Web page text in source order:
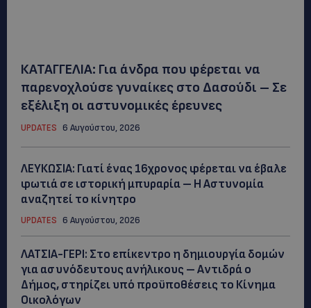
ΚΑΤΑΓΓΕΛΙΑ: Για άνδρα που φέρεται να
παρενοχλούσε γυναίκες στο Δασούδι – Σε
εξέλιξη οι αστυνομικές έρευνες
UPDATES 6 Αυγούστου, 2026
ΛΕΥΚΩΣΙΑ: Γιατί ένας 16χρονος φέρεται να έβαλε
φωτιά σε ιστορική μπυραρία – Η Αστυνομία
αναζητεί το κίνητρο
UPDATES 6 Αυγούστου, 2026
ΛΑΤΣΙΑ-ΓΕΡΙ: Στο επίκεντρο η δημιουργία δομών
για ασυνόδευτους ανήλικους – Αντιδρά ο
Δήμος, στηρίζει υπό προϋποθέσεις το Κίνημα
Οικολόγων